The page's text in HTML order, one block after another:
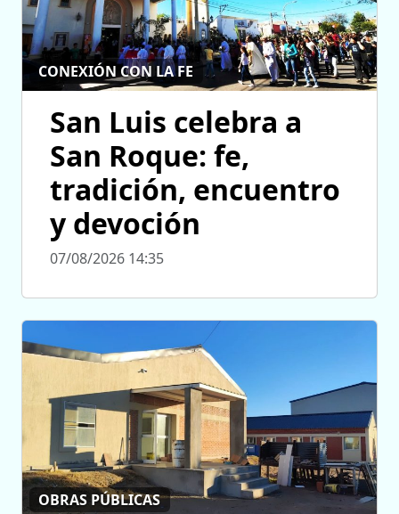
CONEXIÓN CON LA FE
San Luis celebra a
San Roque: fe,
tradición, encuentro
y devoción
07/08/2026 14:35
OBRAS PÚBLICAS